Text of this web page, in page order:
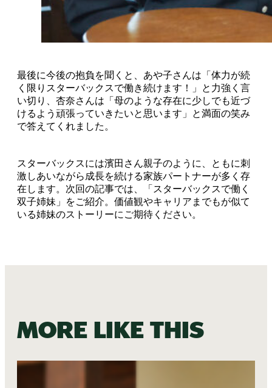
最後に今後の抱負を聞くと、あや子さんは「体力が続
く限りスターバックスで働き続けます！」と力強く言
い切り、杏奈さんは「母のような存在に少しでも近づ
けるよう頑張っていきたいと思います」と満面の笑み
で答えてくれました。
スターバックスには濱田さん親子のように、ともに刺
激しあいながら成長を続ける家族パートナーが多く存
在します。次回の記事では、「スターバックスで働く
双子姉妹」をご紹介。価値観やキャリアまでもが似て
いる姉妹のストーリーにご期待ください。
More like this